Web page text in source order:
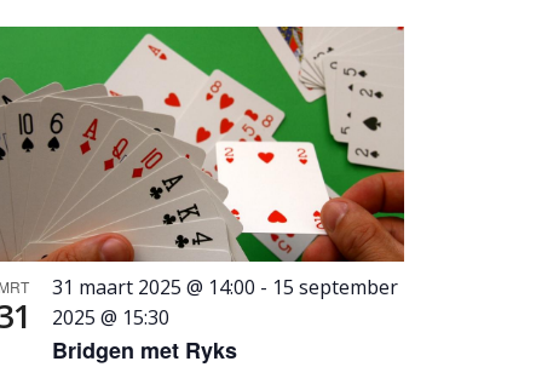
MRT
Bridgen met Ryks
31 maart 2025 @ 14:00 - 15 september
2025 @ 15:30